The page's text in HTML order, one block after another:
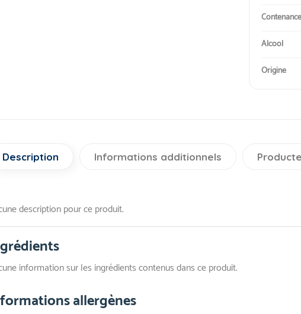
Contenance
Alcool
Origine
Description Informations additionnels
description pour ce produit.
information sur les ingrédients contenus dans ce produit.
allergènes